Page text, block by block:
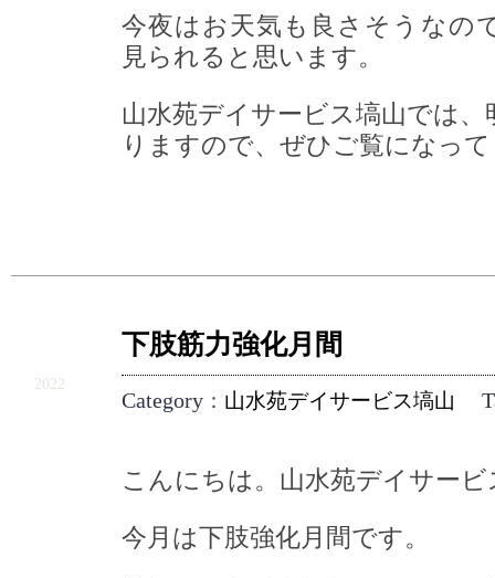
今夜はお天気も良さそうなの
見られると思います。
山水苑デイサービス塙山では
りますので、ぜひご覧になっ
2022
下肢筋力強化月間
Category ： 山水苑デイサービス塙山
こんにちは。山水苑デイサー
今月は下肢強化月間です。